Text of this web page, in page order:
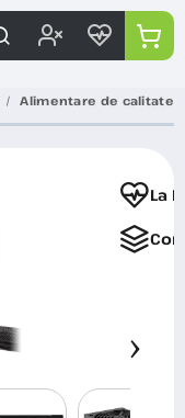
Alimentare de calitate
La